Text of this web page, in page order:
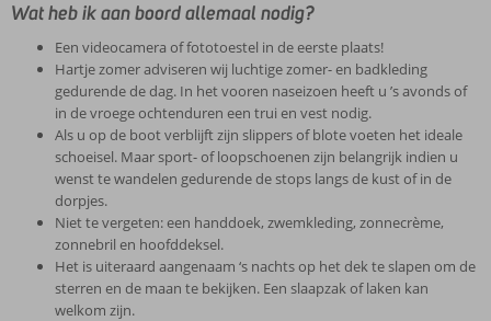
Wat heb ik aan boord allemaal nodig?
Een videocamera of fototoestel in de eerste plaats!
Hartje zomer adviseren wij luchtige zomer- en badkleding
gedurende de dag. In het vooren naseizoen heeft u ’s avonds of
in de vroege ochtenduren een trui en vest nodig.
Als u op de boot verblijft zijn slippers of blote voeten het ideale
schoeisel. Maar sport- of loopschoenen zijn belangrijk indien u
wenst te wandelen gedurende de stops langs de kust of in de
dorpjes.
Niet te vergeten: een handdoek, zwemkleding, zonnecrème,
zonnebril en hoofddeksel.
Het is uiteraard aangenaam ‘s nachts op het dek te slapen om de
sterren en de maan te bekijken. Een slaapzak of laken kan
welkom zijn.